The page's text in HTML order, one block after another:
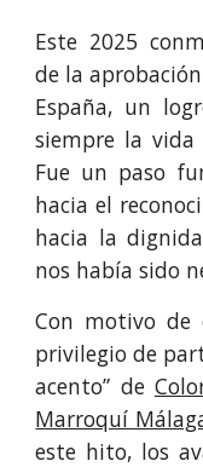
Este 2025
de la
España, un
siempre la vida
Fue un paso
hacia el
hacia la
nos había sido
Con motivo de
privilegio de
acento” de
Marroquí
este hito, los